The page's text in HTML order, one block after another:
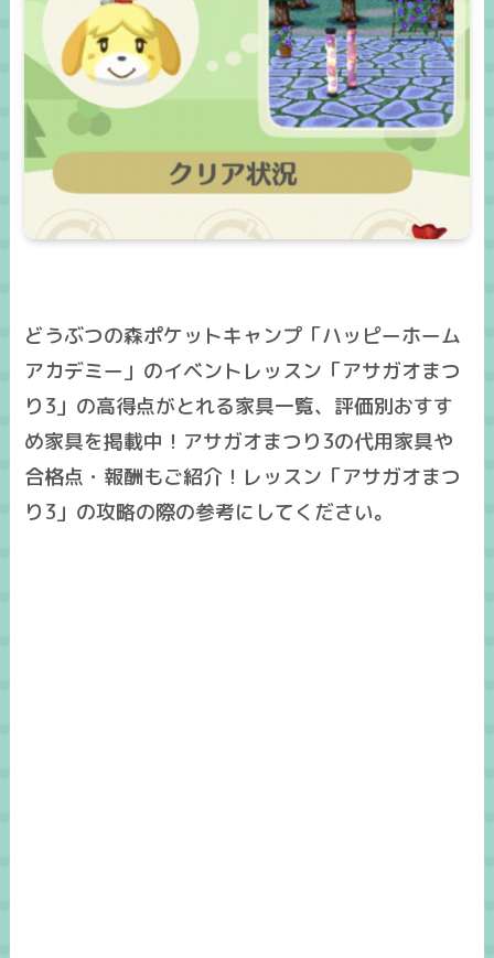
どうぶつの森ポケットキャンプ「ハッピーホーム
アカデミー」のイベントレッスン「アサガオまつ
り3」の高得点がとれる家具一覧、評価別おすす
め家具を掲載中！アサガオまつり3の代用家具や
合格点・報酬もご紹介！レッスン「アサガオまつ
り3」の攻略の際の参考にしてください。